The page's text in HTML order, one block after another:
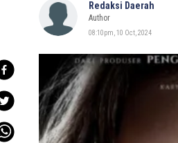
Redaksi Daerah
Author
08:10pm, 10 Oct, 2024